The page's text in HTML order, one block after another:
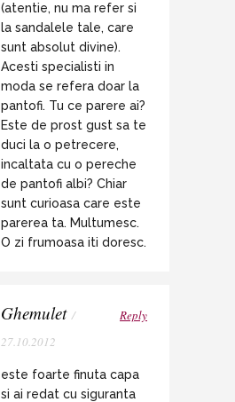
(atentie, nu ma refer si
la sandalele tale, care
sunt absolut divine).
Acesti specialisti in
moda se refera doar la
pantofi. Tu ce parere ai?
Este de prost gust sa te
duci la o petrecere,
incaltata cu o pereche
de pantofi albi? Chiar
sunt curioasa care este
parerea ta. Multumesc.
O zi frumoasa iti doresc.
Ghemulet /
27.10.2012
Reply
este foarte finuta capa
si ai redat cu siguranta